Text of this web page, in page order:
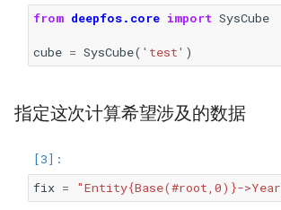
from deepfos.core import SysCube
cube = SysCube( 'test' )
指定这次计算希望涉及的数据
fix = "Entity{Base(#root,0)}->Year